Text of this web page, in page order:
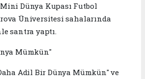
Dünya Kupası Futbol
Üniversitesi sahalarında
santra yaptı.
Mümkün"
Adil Bir Dünya Mümkün" ve